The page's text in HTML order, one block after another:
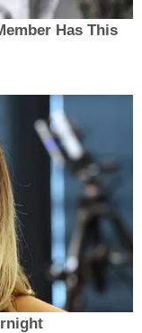
Has This